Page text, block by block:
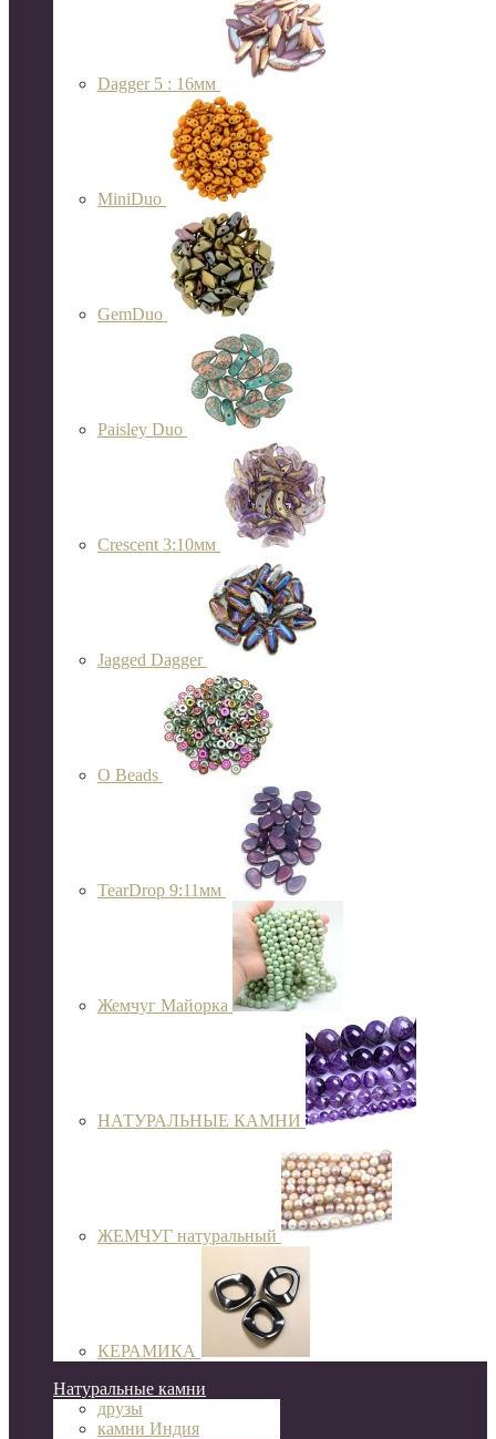
Dagger 5 : 16мм
MiniDuo
GemDuo
Paisley Duo
Crescent 3:10мм
Jagged Dagger
O Beads
TearDrop 9:11мм
Жемчуг Майорка
НАТУРАЛЬНЫЕ КАМНИ
ЖЕМЧУГ натуральный
КЕРАМИКА
Натуральные камни
друзы
камни Индия